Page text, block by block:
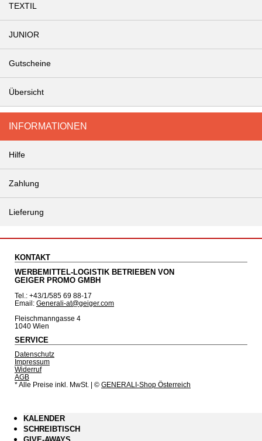
TEXTIL
JUNIOR
Gutscheine
Übersicht
INFORMATIONEN
Hilfe
Zahlung
Lieferung
KONTAKT
WERBEMITTEL-LOGISTIK BETRIEBEN VON
GEIGER PROMO GMBH
Tel.: +43/1/585 69 88-17
Email: Generali-at@geiger.com
Fleischmanngasse 4
1040 Wien
SERVICE
Datenschutz
Impressum
Widerruf
AGB
* Alle Preise inkl. MwSt. | © GENERALI-Shop Österreich
KALENDER
SCHREIBTISCH